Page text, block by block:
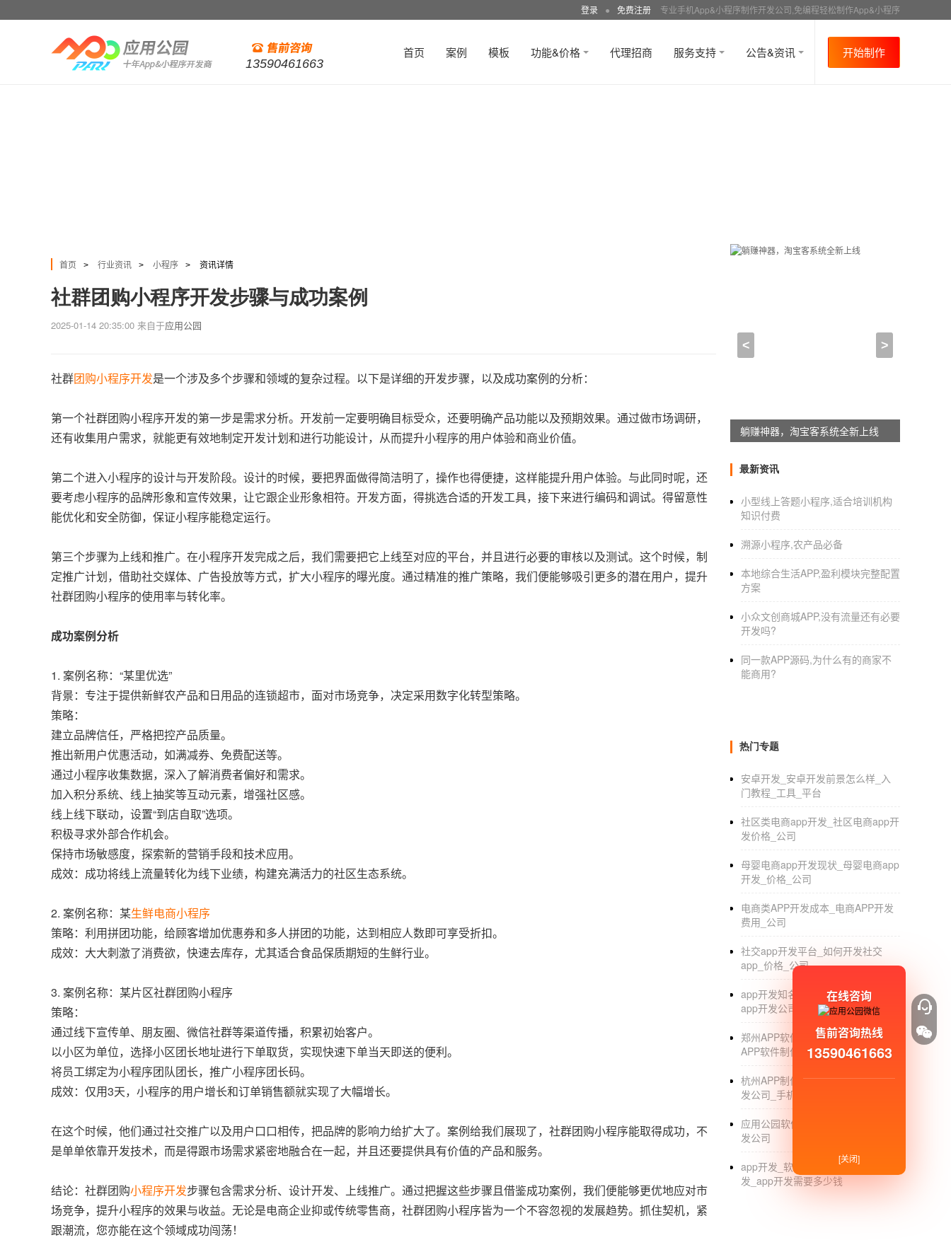
登录 ● 免费注册 专业手机App&小程序制作开发公司,免编程轻松制作App&小程序
13590461663
首页 案例 模板 功能&价格 代理招商 服务支持 公告&资讯 开始制作
首页 > 行业资讯 > 小程序 > 资讯详情
社群团购小程序开发步骤与成功案例
2025-01-14 20:35:00 来自于应用公园
社群团购小程序开发是一个涉及多个步骤和领域的复杂过程。以下是详细的开发步骤，以及成功案例的分析：
第一个社群团购小程序开发的第一步是需求分析。开发前一定要明确目标受众，还要明确产品功能以及预期效果。通过做市场调研，
还有收集用户需求，就能更有效地制定开发计划和进行功能设计，从而提升小程序的用户体验和商业价值。
第二个进入小程序的设计与开发阶段。设计的时候，要把界面做得简洁明了，操作也得便捷，这样能提升用户体验。与此同时呢，还
要考虑小程序的品牌形象和宣传效果，让它跟企业形象相符。开发方面，得挑选合适的开发工具，接下来进行编码和调试。得留意性
能优化和安全防御，保证小程序能稳定运行。
第三个步骤为上线和推广。在小程序开发完成之后，我们需要把它上线至对应的平台，并且进行必要的审核以及测试。这个时候，制
定推广计划，借助社交媒体、广告投放等方式，扩大小程序的曝光度。通过精准的推广策略，我们便能够吸引更多的潜在用户，提升
社群团购小程序的使用率与转化率。
成功案例分析
1. 案例名称：“某里优选”
背景：专注于提供新鲜农产品和日用品的连锁超市，面对市场竞争，决定采用数字化转型策略。
策略：
建立品牌信任，严格把控产品质量。
推出新用户优惠活动，如满减券、免费配送等。
通过小程序收集数据，深入了解消费者偏好和需求。
加入积分系统、线上抽奖等互动元素，增强社区感。
线上线下联动，设置“到店自取”选项。
积极寻求外部合作机会。
保持市场敏感度，探索新的营销手段和技术应用。
成效：成功将线上流量转化为线下业绩，构建充满活力的社区生态系统。
2. 案例名称：某生鲜电商小程序
策略：利用拼团功能，给顾客增加优惠券和多人拼团的功能，达到相应人数即可享受折扣。
成效：大大刺激了消费欲，快速去库存，尤其适合食品保质期短的生鲜行业。
3. 案例名称：某片区社群团购小程序
策略：
通过线下宣传单、朋友圈、微信社群等渠道传播，积累初始客户。
以小区为单位，选择小区团长地址进行下单取货，实现快速下单当天即送的便利。
将员工绑定为小程序团队团长，推广小程序团长码。
成效：仅用3天，小程序的用户增长和订单销售额就实现了大幅增长。
在这个时候，他们通过社交推广以及用户口口相传，把品牌的影响力给扩大了。案例给我们展现了，社群团购小程序能取得成功，不
是单单依靠开发技术，而是得跟市场需求紧密地融合在一起，并且还要提供具有价值的产品和服务。
结论：社群团购小程序开发步骤包含需求分析、设计开发、上线推广。通过把握这些步骤且借鉴成功案例，我们便能够更优地应对市
场竞争，提升小程序的效果与收益。无论是电商企业抑或传统零售商，社群团购小程序皆为一个不容忽视的发展趋势。抓住契机，紧
跟潮流，您亦能在这个领域成功闯荡！
< >
躺赚神器，淘宝客系统全新上线
最新资讯
小型线上答题小程序,适合培训机构
知识付费
溯源小程序,农产品必备
本地综合生活APP,盈利模块完整配置
方案
小众文创商城APP,没有流量还有必要
开发吗?
同一款APP源码,为什么有的商家不
能商用?
热门专题
安卓开发_安卓开发前景怎么样_入
门教程_工具_平台
社区类电商app开发_社区电商app开
发价格_公司
母婴电商app开发现状_母婴电商app
开发_价格_公司
电商类APP开发成本_电商APP开发
费用_公司
社交app开发平台_如何开发社交
app_价格_公司
app开发知名公司_国内比较知名的
app开发公司有哪些_排名
郑州APP软件开发外包公司_郑州
APP软件制作_定制公司
杭州APP制作公司_杭州专业APP开
发公司_手机软件开发定制_外包
应用公园软件开发_app开发_app开
发公司
app开发_软件开发公司_深圳app开
发_app开发需要多少钱
在线咨询
售前咨询热线
13590461663
[关闭]